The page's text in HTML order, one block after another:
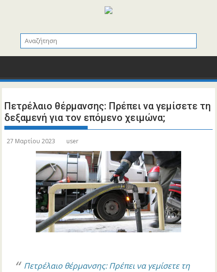
Πετρέλαιο θέρμανσης: Πρέπει να γεμίσετε τη
δεξαμενή για τον επόμενο χειμώνα;
27 Μαρτίου 2023 user
Πετρέλαιο θέρμανσης: Πρέπει να γεμίσετε τη